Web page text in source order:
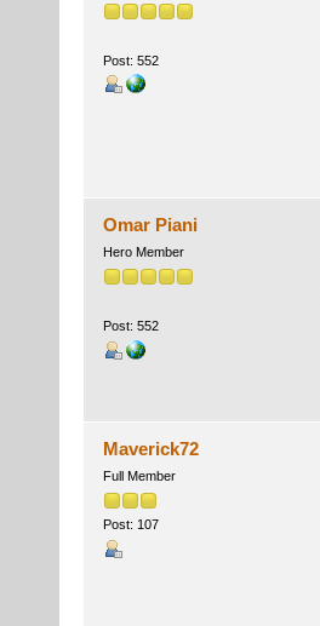
Post: 552
Omar Piani
Hero Member
Post: 552
Maverick72
Full Member
Post: 107